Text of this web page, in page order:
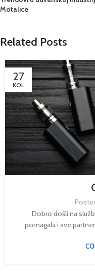
Motalice
Related Posts
27
KOL
Dobro došli na
pomagala i sve